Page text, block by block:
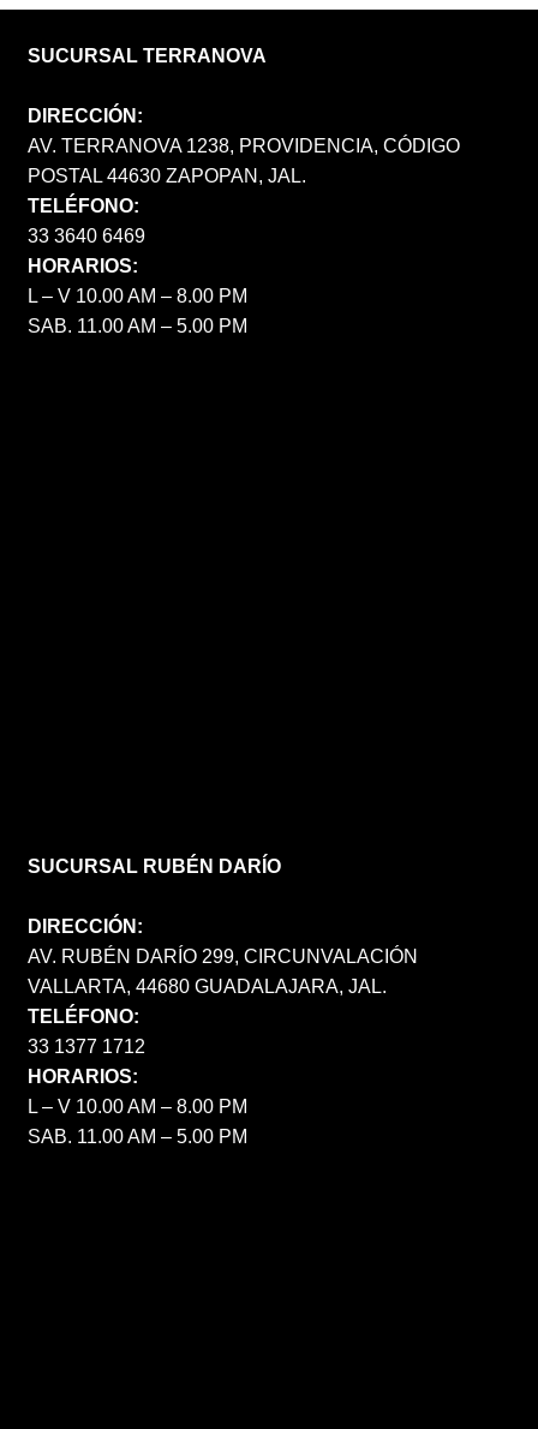
SUCURSAL TERRANOVA
DIRECCIÓN:
AV. TERRANOVA 1238, PROVIDENCIA, CÓDIGO
POSTAL 44630 ZAPOPAN, JAL.
TELÉFONO:
33 3640 6469
HORARIOS:
L – V 10.00 AM – 8.00 PM
SAB. 11.00 AM – 5.00 PM
SUCURSAL RUBÉN DARÍO
DIRECCIÓN:
AV. RUBÉN DARÍO 299, CIRCUNVALACIÓN
VALLARTA, 44680 GUADALAJARA, JAL.
TELÉFONO:
33 1377 1712
HORARIOS:
L – V 10.00 AM – 8.00 PM
SAB. 11.00 AM – 5.00 PM